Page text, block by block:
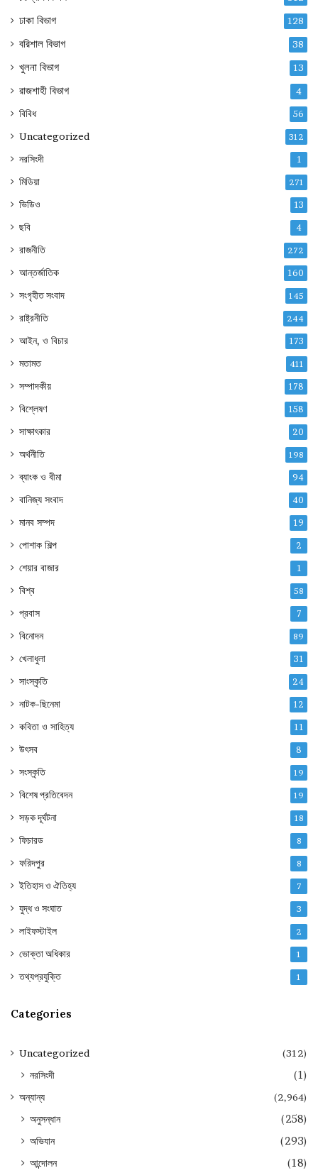
ঢাকা বিভাগ 128
বরিশাল বিভাগ 38
খুলনা বিভাগ 13
রাজশাহী বিভাগ 4
বিবিধ 56
Uncategorized 312
নরসিংদী 1
মিডিয়া 271
ভিডিও 13
ছবি 4
রাজনীতি 272
আন্তর্জাতিক 160
সংগৃহীত সংবাদ 145
রাষ্ট্রনীতি 244
আইন, ও বিচার 173
মতামত 411
সম্পাদকীয় 178
বিশ্লেষণ 158
সাক্ষাৎকার 20
অর্থনীতি 198
ব্যাংক ও বীমা 94
বানিজ্য সংবাদ 40
মানব সম্পদ 19
পোশাক শিল্প 2
শেয়ার বাজার 1
বিশ্ব 58
প্রবাস 7
বিনোদন 89
খেলাধুলা 31
সাংস্কৃতি 24
নাটক-ছিনেমা 12
কবিতা ও সাহিত্য 11
উৎসব 8
সংস্কৃতি 19
বিশেষ প্রতিবেদন 19
সড়ক দূর্ঘটনা 18
ফিচারড 8
ফরিদপুর 8
ইতিহাস ও ঐতিহ্য 7
যুদ্ধ ও সংঘাত 3
লাইফস্টাইল 2
ভোক্তা অধিকার 1
তথ্যপ্রযুক্তি 1
Categories
Uncategorized (312)
নরসিংদী (1)
অন্যান্য (2,964)
অনুসন্ধান
(258)
অভিযান
(293)
আন্দোলন
(18)